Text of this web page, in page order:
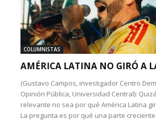
COLUMNISTAS
AMÉRICA LATINA NO GIRÓ A
(Gustavo Campos, investigador Centro
Opinión Pública, Universidad Central):
relevante no sea por qué América Latina
La pregunta es por qué una parte